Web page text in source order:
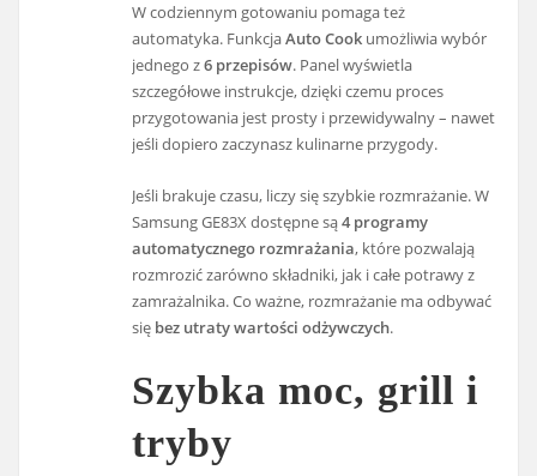
W codziennym gotowaniu pomaga też
automatyka. FunkcjaAuto Cook umożliwia wybór
jednego z6 przepisów. Panel wyświetla
szczegółowe instrukcje, dzięki czemu proces
przygotowania jest prosty i przewidywalny – nawet
jeśli dopiero zaczynasz kulinarne przygody.
Jeśli brakuje czasu, liczy się szybkie rozmrażanie. W
Samsung GE83X dostępne są4 programy
automatycznego rozmrażania, które pozwalają
rozmrozić zarówno składniki, jak i całe potrawy z
zamrażalnika. Co ważne, rozmrażanie ma odbywać
się bez utraty wartości odżywczych.
Szybka moc, grill i
tryby